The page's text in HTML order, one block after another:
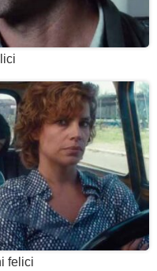
felici